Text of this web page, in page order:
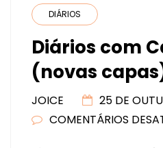
DIÁRIOS
Diários com
(novas
JOICE
25 DE
COMENTÁRIOS